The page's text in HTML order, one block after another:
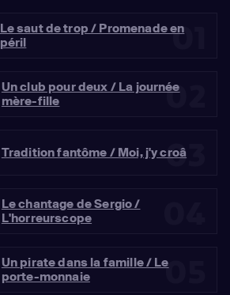
01
Le saut de trop / Promenade en
péril
02
Un club pour deux / La journée
mère-fille
03
Tradition fantôme / Moi, j'y croâ
Le chantage de Sergio /
L'horreurscope
05
Un pirate dans la famille / Le
porte-monnaie